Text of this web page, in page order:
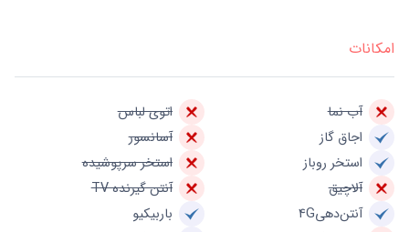
امکانات
آب نما
اتوی لباس
اجاق گاز
آسانسور
استخر روباز
استخر سرپوشیده
آلاچیق
آنتن گیرنده TV
آنتن‌دهی4G
باربیکیو